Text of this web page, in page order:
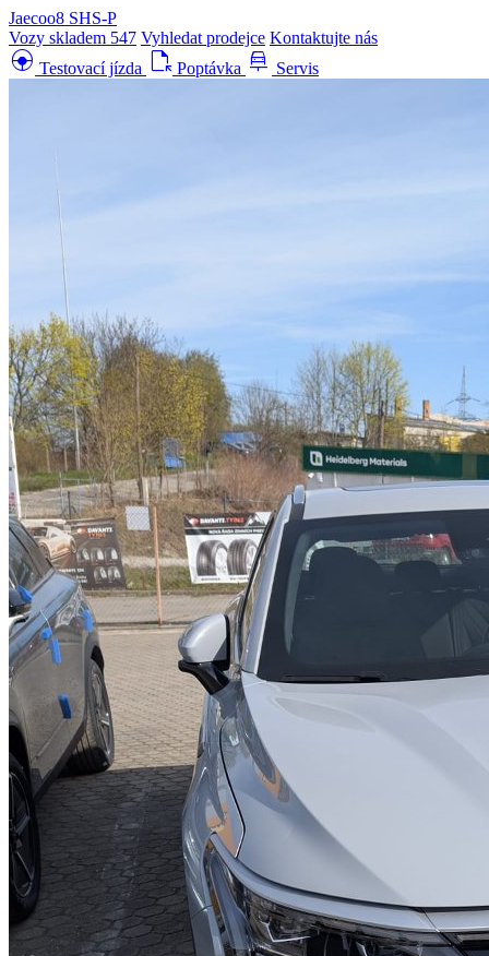
Jaecoo8 SHS-P
Vozy skladem 547 Vyhledat prodejce Kontaktujte nás
search_hands_free Testovací jízda file_open Poptávka car_repair Servis